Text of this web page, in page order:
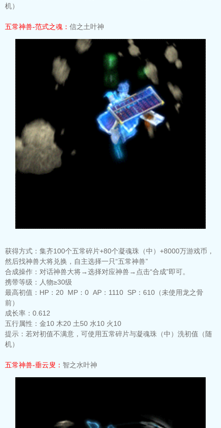
机）
五常神兽-范式之魂： 信之土叶神
获得方式： 集齐100个五常碎片+80个凝魂珠（中）+8000万游戏币，
然后找神兽大将兑换，自主选择一只“五常神兽”
合成操作： 对话神兽大将→选择对应神兽→点击“合成”即可。
携带等级： 人物≥30级
最高初值： HP：20 MP：0 AP：1110 SP：610（未使用龙之骨
前）
成长率： 0.612
五行属性： 金10 木20 土50 水10 火10
提示： 若对初值不满意，可使用五常碎片与凝魂珠（中）洗初值（随
机）
五常神兽-垂云叟： 智之水叶神